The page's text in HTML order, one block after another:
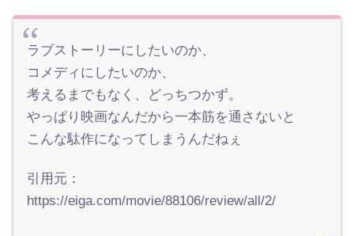
ラブストーリーにしたいのか、
コメディにしたいのか、
考えるまでもなく、どっちつかず。
やっぱり映画なんだから一本筋を通さないと
こんな駄作になってしまうんだねぇ
引用元：
https://eiga.com/movie/88106/review/all/2/